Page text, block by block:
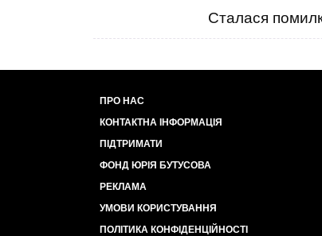
Сталася
ПРО НАС
КОНТАКТНА ІНФОРМАЦІЯ
ПІДТРИМАТИ
ФОНД ЮРІЯ БУТУСОВА
РЕКЛАМА
УМОВИ КОРИСТУВАННЯ
ПОЛІТИКА КОНФІДЕНЦІЙНОСТІ